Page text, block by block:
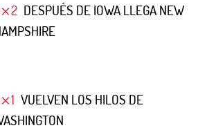
DESPUÉS DE IOWA LLEGA NEW
VUELVEN LOS HILOS DE